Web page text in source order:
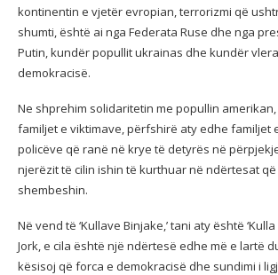
kontinentin e vjetër evropian, terrorizmi që
shumti, është ai nga Federata Ruse dhe nga
Putin, kundër popullit ukrainas dhe kundër
demokracisë.
Ne shprehim solidaritetin me popullin
familjet e viktimave, përfshirë aty edhe familjet
policëve që ranë në krye të detyrës në
njerëzit të cilin ishin të kurthuar në ndërtesat
shembeshin.
Në vend të ‘Kullave Binjake,’ tani aty është ‘Kulla
Jork, e cila është një ndërtesë edhe më e lartë
kësisoj që forca e demokracisë dhe sundimi i